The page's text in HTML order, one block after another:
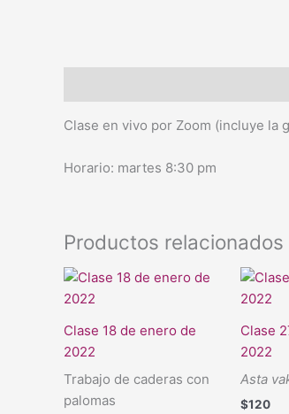
Clase en vivo por Zoom (incluye la
Horario: martes 8:30 pm
Productos relacionados
Clase 18 de enero de
2022
Trabajo de caderas con
palomas
Clase
2022
Asta
$120